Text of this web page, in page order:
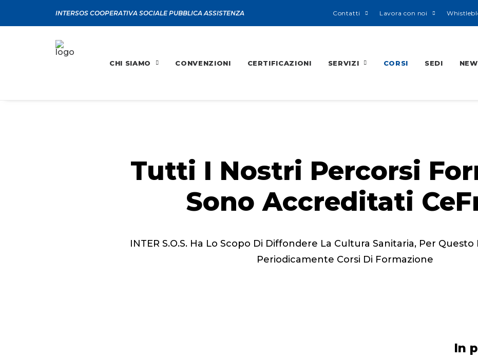
INTERSOS COOPERATIVA SOCIALE PUBBLICA ASSISTENZA Contatti Lavora con noi
CHI SIAMO CONVENZIONI CERTIFICAZIONI SERVIZI CORSI SEDI
Tutti I Nostri Percorsi
Sono Accreditati
INTER S.O.S. Ha Lo Scopo Di Diffondere La Cultura Sanitaria, Per
Periodicamente Corsi Di Formazione
In